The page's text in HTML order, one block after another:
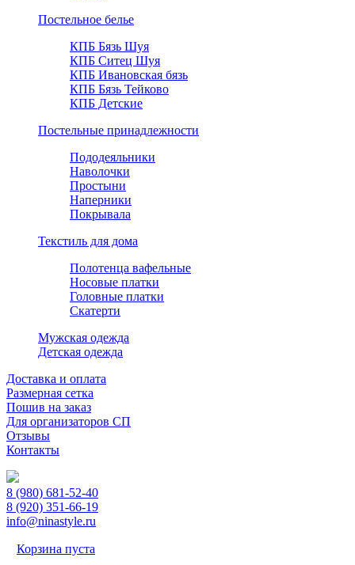
Постельное белье
КПБ Бязь Шуя
КПБ Ситец Шуя
КПБ Ивановская бязь
КПБ Бязь Тейково
КПБ Детские
Постельные принадлежности
Пододеяльники
Наволочки
Простыни
Наперники
Покрывала
Текстиль для дома
Полотенца вафельные
Носовые платки
Головные платки
Скатерти
Мужская одежда
Детская одежда
Доставка и оплата
Размерная сетка
Пошив на заказ
Для организаторов СП
Отзывы
Контакты
8 (980) 681-52-40
8 (920) 351-66-19
info@ninastyle.ru
Корзина пуста